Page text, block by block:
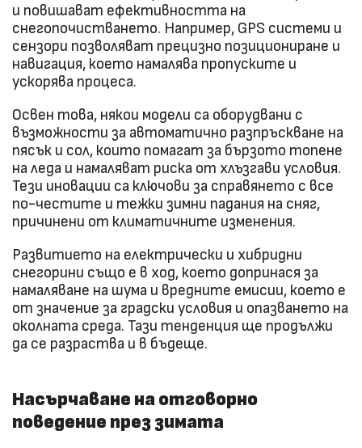
и повишават ефективността на
снегопочистването. Например, GPS системи и
сензори позволяват прецизно позициониране и
навигация, което намалява пропуските и
ускорява процеса.
Освен това, някои модели са оборудвани с
възможности за автоматично разпръскване на
пясък и сол, които помагат за бързото топене
на леда и намаляват риска от хлъзгави условия.
Тези иновации са ключови за справянето с все
по-честите и тежки зимни падания на сняг,
причинени от климатичните изменения.
Развитието на електрически и хибридни
снегорини също е в ход, което допринася за
намаляване на шума и вредните емисии, което е
от значение за градски условия и опазването на
околната среда. Тази тенденция ще продължи
да се разраства и в бъдеще.
Насърчаване на отговорно
поведение през зимата